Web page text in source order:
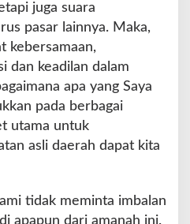
juga suara
pasar lainnya. Maka,
kebersamaan,
dan keadilan dalam
apa yang Saya
pada berbagai
utama untuk
asli daerah dapat kita
tidak meminta imbalan
apapun dari amanah ini.